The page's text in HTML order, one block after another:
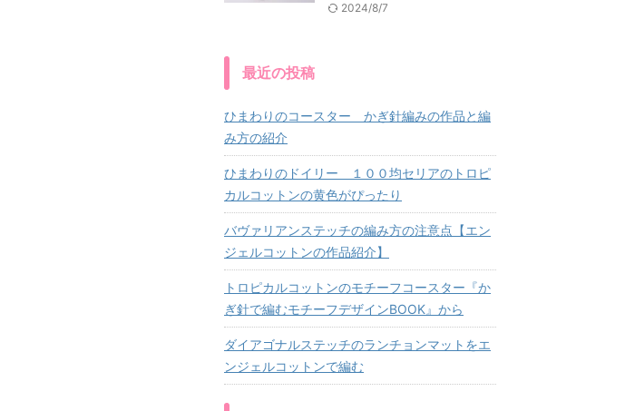
2024/8/7
最近の投稿
ひまわりのコースター かぎ針編みの作品と編
み方の紹介
ひまわりのドイリー １００均セリアのトロピ
カルコットンの黄色がぴったり
バヴァリアンステッチの編み方の注意点【エン
ジェルコットンの作品紹介】
トロピカルコットンのモチーフコースター『か
ぎ針で編むモチーフデザインBOOK』から
ダイアゴナルステッチのランチョンマットをエ
ンジェルコットンで編む